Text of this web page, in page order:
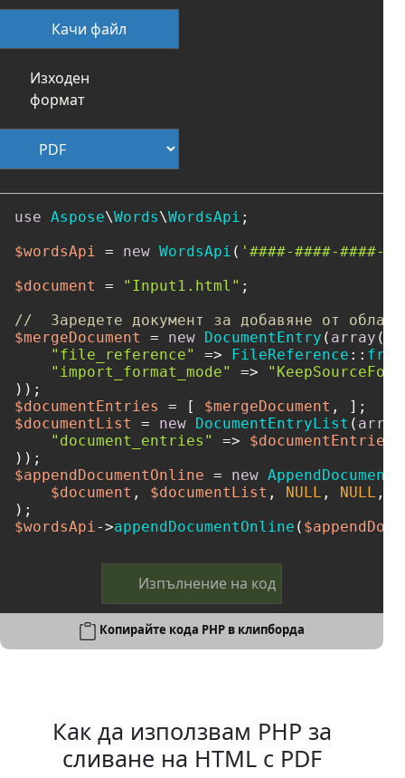
Качи файл
Изходен
формат
use Aspose\Words\WordsApi ;
$wordsApi = new WordsApi ( '####-####-####-
$document
= "Input1.html" ;
//  Заредете документ за добавяне от
$mergeDocument
= new DocumentEntry ( array (
"file_reference"
=> FileReference ::
"import_format_mode"
=>
$documentEntries
= [ $mergeDocument
$documentList
= new DocumentEntryList ( array
"document_entries"
=> $documentEntries
$appendDocumentOnline = new
$document , $documentList , NULL , NULL ,
$wordsApi->appendDocumentOnline (
Изпълнение на код
Копирайте кода PHP в клипборда
Как да използвам PHP за
сливане на HTML с PDF